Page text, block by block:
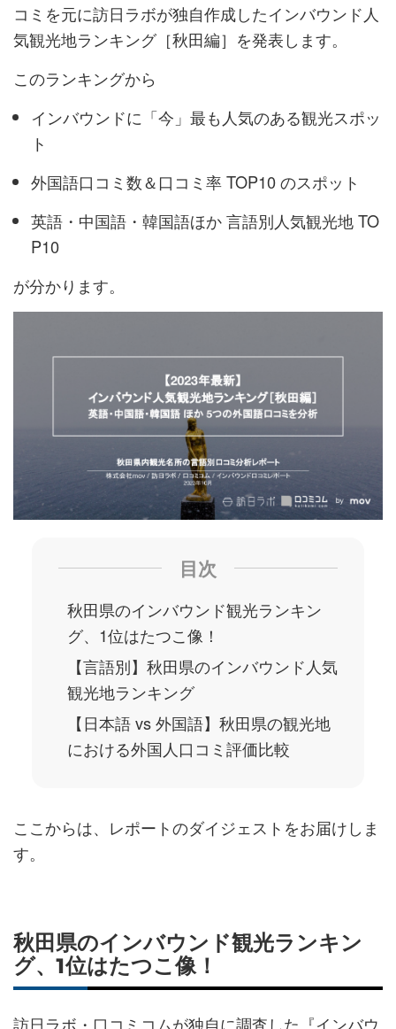
コミを元に訪日ラボが独自作成したインバウンド人
気観光地ランキング［秋田編］を発表します。
このランキングから
インバウンドに「今」最も人気のある観光スポッ
ト
外国語口コミ数＆口コミ率 TOP10 のスポット
英語・中国語・韓国語ほか 言語別人気観光地 TO
P10
が分かります。
目次
秋田県のインバウンド観光ランキン
グ、1位はたつこ像！
【言語別】秋田県のインバウンド人気
観光地ランキング
【日本語 vs 外国語】秋田県の観光地
における外国人口コミ評価比較
ここからは、レポートのダイジェストをお届けしま
す。
秋田県のインバウンド観光ランキン
グ、1位はたつこ像！
訪日ラボ・口コミコムが独自に調査した『インバウ